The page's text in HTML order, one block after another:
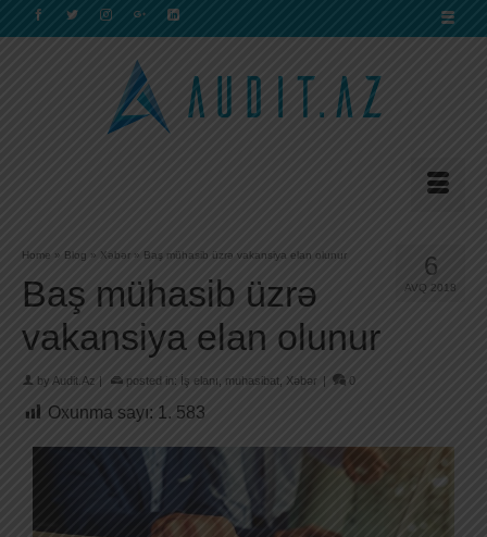
6
AVQ 2018
Home » Blog » Xəbər » Baş mühasib üzrə vakansiya elan olunur
Baş mühasib üzrə
vakansiya elan olunur
by Audit.Az | posted in: İş elanı muhasibat Xəbər | 0
Oxunma sayı: 1. 583